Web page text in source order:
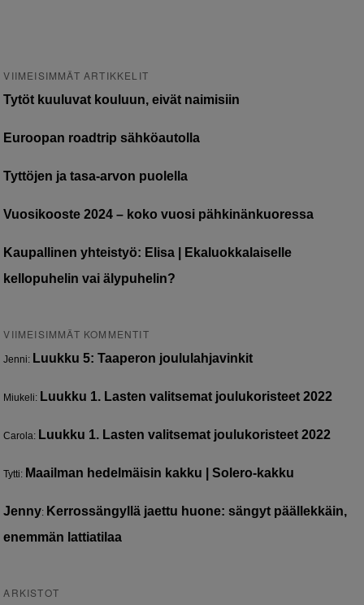
VIIMEISIMMÄT ARTIKKELIT
Tytöt kuuluvat kouluun, eivät naimisiin
Euroopan roadtrip sähköautolla
Tyttöjen ja tasa-arvon puolella
Vuosikooste 2024 – koko vuosi pähkinänkuoressa
Kaupallinen yhteistyö: Elisa | Ekaluokkalaiselle
kellopuhelin vai älypuhelin?
VIIMEISIMMÄT KOMMENTIT
Jenni: Luukku 5: Taaperon joululahjavinkit
Miukeli: Luukku 1. Lasten valitsemat joulukoristeet 2022
Carola: Luukku 1. Lasten valitsemat joulukoristeet 2022
Tytti: Maailman hedelmäisin kakku | Solero-kakku
Jenny: Kerrossängyllä jaettu huone: sängyt päällekkäin,
enemmän lattiatilaa
ARKISTOT